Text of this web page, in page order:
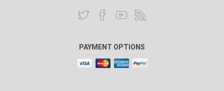
PAYMENT OPTIONS